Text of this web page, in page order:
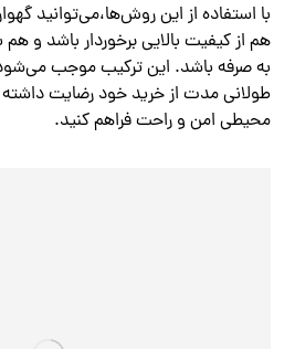
با استفاده از این روش‌ها،می‌توانید
هم از کیفیت بالایی برخوردار باشد و
به صرفه باشد. این ترکیب موجب می‌شود
طولانی مدت از خرید خود رضایت داشته
محیطی امن و راحت فراهم کنید.